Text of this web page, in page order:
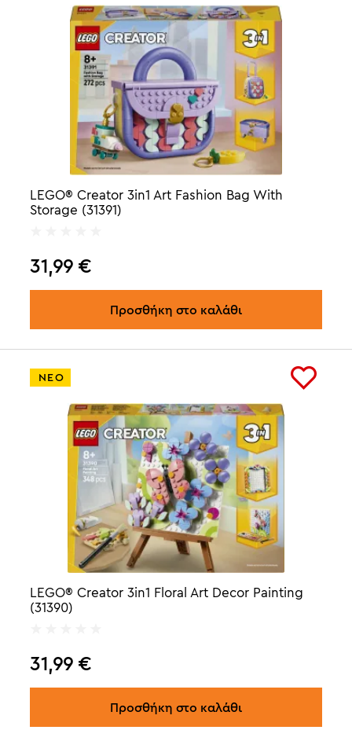
LEGO® Creator 3in1 Art Fashion Bag With
Storage (31391)
31,99 €
Προσθήκη στο καλάθι
ΝΕΟ
LEGO® Creator 3in1 Floral Art Decor Painting
(31390)
31,99 €
Προσθήκη στο καλάθι